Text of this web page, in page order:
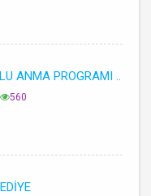
ANMA PROGRAMI ..
560